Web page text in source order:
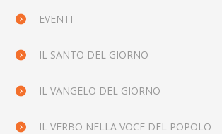
EVENTI
IL SANTO DEL GIORNO
IL VANGELO DEL GIORNO
IL VERBO NELLA VOCE DEL POPOLO